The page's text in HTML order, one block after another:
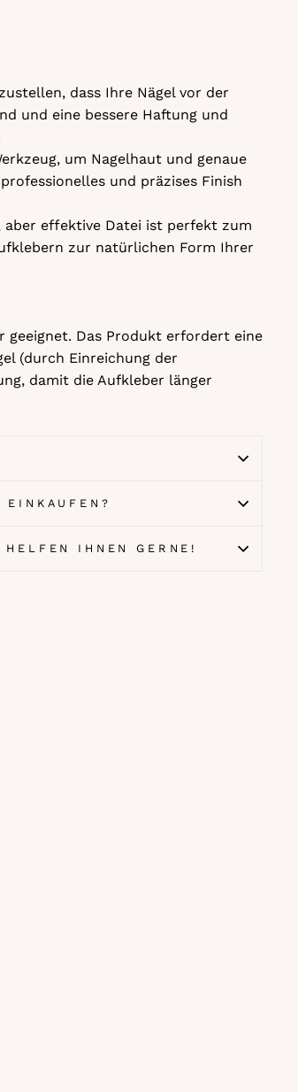
dass Ihre Nägel vor der
und eine bessere Haftung und
um Nagelhaut und genaue
und präzises Finish
aber effektive Datei ist perfekt zum
zur natürlichen Form Ihrer
geeignet. Das Produkt erfordert eine
(durch Einreichung der
damit die Aufkleber länger
EINKAUFEN?
IHNEN GERNE!